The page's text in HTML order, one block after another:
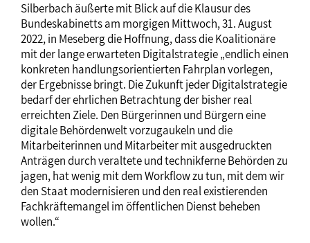
Silberbach äußerte mit Blick auf die Klausur des
Bundeskabinetts am morgigen Mittwoch, 31. August
2022, in Meseberg die Hoffnung, dass die Koalitionäre
mit der lange erwarteten Digitalstrategie „endlich einen
konkreten handlungsorientierten Fahrplan vorlegen,
der Ergebnisse bringt. Die Zukunft jeder Digitalstrategie
bedarf der ehrlichen Betrachtung der bisher real
erreichten Ziele. Den Bürgerinnen und Bürgern eine
digitale Behördenwelt vorzugaukeln und die
Mitarbeiterinnen und Mitarbeiter mit ausgedruckten
Anträgen durch veraltete und technikferne Behörden zu
jagen, hat wenig mit dem Workflow zu tun, mit dem wir
den Staat modernisieren und den real existierenden
Fachkräftemangel im öffentlichen Dienst beheben
wollen.“